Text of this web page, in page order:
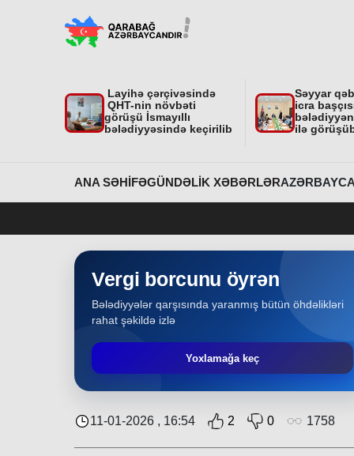
Layihə çərçivəsində
QHT-nin növbəti
görüşü İsmayıllı
bələdiyyəsində keçirilib
Səyyar
icra
ilə
ANA SƏHIFƏGÜNDƏLIK XƏBƏRLƏR
Vergi borcunu öyrən
Bələdiyyələr qarşısında yaranmış bütün öhdəlikləri
rahat şəkildə izlə
Yoxlamağa keç
11-01-2026 , 16:54 2 0 1758
edir
Dövlət Xidmətinin açıqlaması niyə çoxsaylı
suallar yaratdı
Məhkəmə prosesi ilə bağlı yerində baxış
Region 30-07-2026
: “Rayon ərazisində həyata
keçirilən layihələrə Nəsimi bələdiyyəsi də öz